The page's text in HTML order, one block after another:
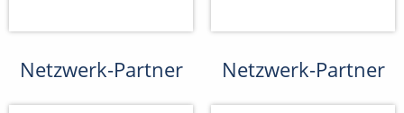
Netzwerk-Partner Netzwerk-Partner